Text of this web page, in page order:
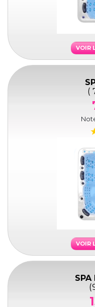
VOIR
(
VOIR
SPA